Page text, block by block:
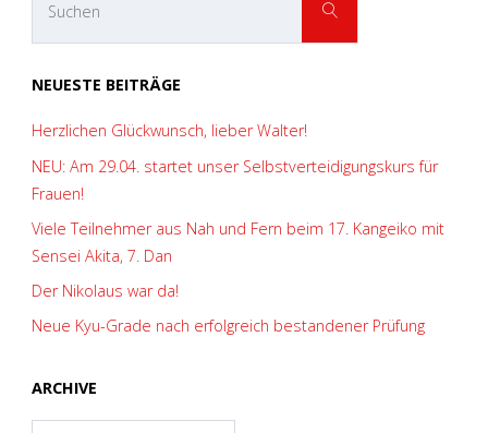
SUCHEN
NEUESTE BEITRÄGE
Herzlichen Glückwunsch, lieber Walter!
NEU: Am 29.04. startet unser Selbstverteidigungskurs für
Frauen!
Viele Teilnehmer aus Nah und Fern beim 17. Kangeiko mit
Sensei Akita, 7. Dan
Der Nikolaus war da!
Neue Kyu-Grade nach erfolgreich bestandener Prüfung
ARCHIVE